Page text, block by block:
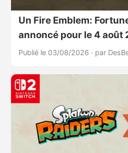
Un Fire Emblem:
annoncé pour le 4 août
Publié le 03/08/2026 · par